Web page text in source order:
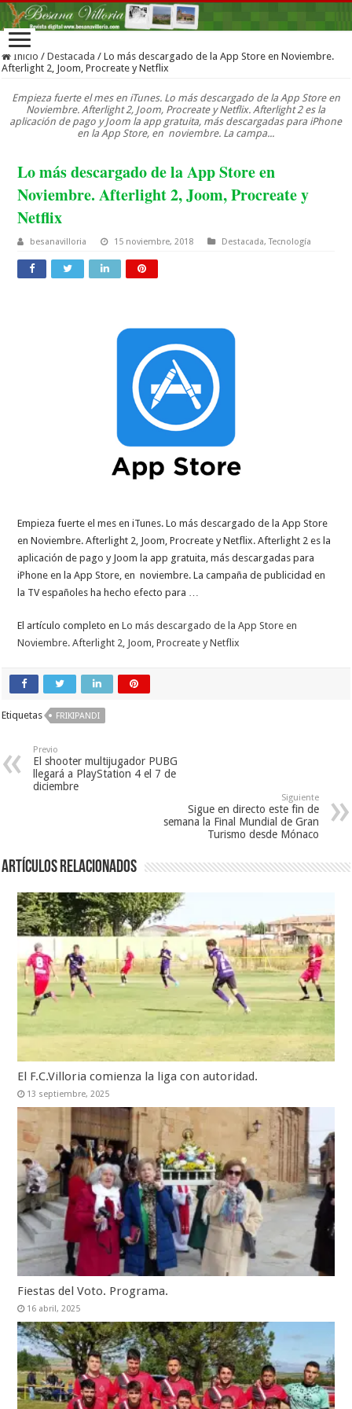
Inicio / Destacada / Lo más descargado de la App Store en Noviembre.
Afterlight 2, Joom, Procreate y Netflix
Empieza fuerte el mes en iTunes. Lo más descargado de la App Store en
Noviembre. Afterlight 2, Joom, Procreate y Netflix. Afterlight 2 es la
aplicación de pago y Joom la app gratuita, más descargadas para iPhone
en la App Store, en noviembre. La campa...
Lo más descargado de la App Store en
Noviembre. Afterlight 2, Joom, Procreate y
Netflix
besanavilloria 15 noviembre, 2018 Destacada,Tecnología
Empieza fuerte el mes en iTunes. Lo más descargado de la App Store
en Noviembre. Afterlight 2, Joom, Procreate y Netflix. Afterlight 2 es la
aplicación de pago y Joom la app gratuita, más descargadas para
iPhone en la App Store, en noviembre. La campaña de publicidad en
la TV españoles ha hecho efecto para …
El artículo completo enLo más descargado de la App Store en
Noviembre. Afterlight 2, Joom, Procreate y Netflix
Etiquetas FRIKIPANDI
Previo
El shooter multijugador PUBG
llegará a PlayStation 4 el 7 de
diciembre
Siguiente
Sigue en directo este fin de
semana la Final Mundial de Gran
Turismo desde Mónaco
Artículos relacionados
El F.C.Villoria comienza la liga con autoridad.
13 septiembre, 2025
Fiestas del Voto. Programa.
16 abril, 2025